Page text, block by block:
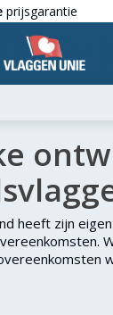
prijsgarantie
heeft zijn